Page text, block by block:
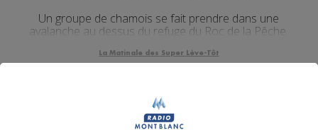
Un groupe de chamois se fait prendre dans une
avalanche au dessus du refuge du Roc de la Pêche.
La Matinale des Super Lève-Tôt